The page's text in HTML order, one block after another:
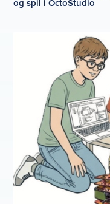
og spil i OctoStudio